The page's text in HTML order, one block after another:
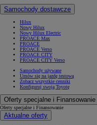
Samochody dostawcze
Hilux
Nowy Hilux
Nowy Hilux Electric
PROACE Max
PROACE
PROACE Verso
PROACE CITY
PROACE CITY Verso
Samochody używane
Umów się na jazdę testową
Zobacz wszystkie cenniki
Konfiguruj swoją Toyotę
Oferty specjalne i Finansowanie
Oferty specjalne i Finansowanie
Aktualne oferty